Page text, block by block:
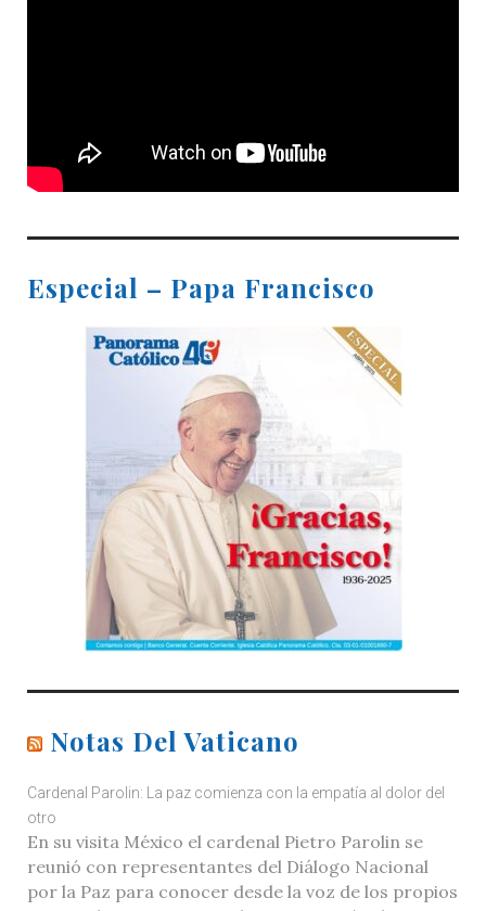
Especial – Papa Francisco
Notas Del Vaticano
Cardenal Parolin: La paz comienza con la empatía al dolor del
otro
En su visita México el cardenal Pietro Parolin se
reunió con representantes del Diálogo Nacional
por la Paz para conocer desde la voz de los propios